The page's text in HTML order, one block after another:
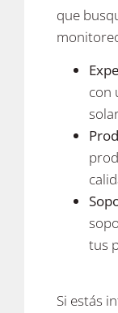
que
E
con
tus
Si estás